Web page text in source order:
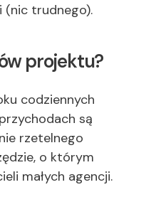
(nic trudnego).
projektu?
codziennych
są
rzetelnego
o którym
małych agencji.